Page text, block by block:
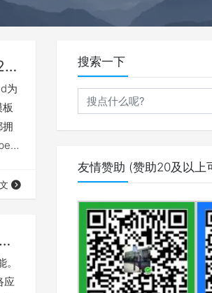
MAC软件：Adobe CC 2019_全部软件破解版(2019-03-31更新)
为
官
MAC软件：Adobe CC 2019_破解版(12月13日更新)
应
搜索一下
友情赞助 (赞助20及以上